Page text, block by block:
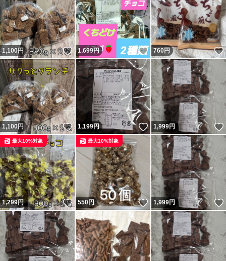
1,100円 いいね！
1,699円 いいね！
760 円
1,100円 いいね！
1,199円 いいね！
1,999円
1,299円 いいね！
最大10%対象
550円 いいね！
最大10%対象
1,999円